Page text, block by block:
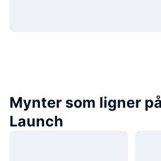
Mynter som ligner
Launch